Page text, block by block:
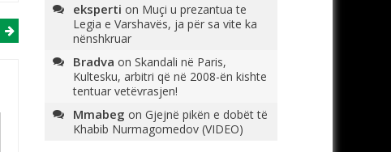
eksperti on Muçi u prezantua te
Legia e Varshavës, ja për sa vite ka
nënshkruar
Bradva on Skandali në Paris,
Kultesku, arbitri që në 2008-ën kishte
tentuar vetëvrasjen!
Mmabeg on Gjejnë pikën e dobët të
Khabib Nurmagomedov (VIDEO)